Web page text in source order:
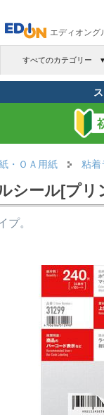
エディオング
すべてのカテゴリー ▼
・ＯＡ用紙 粘着
シール[プリ
プ。